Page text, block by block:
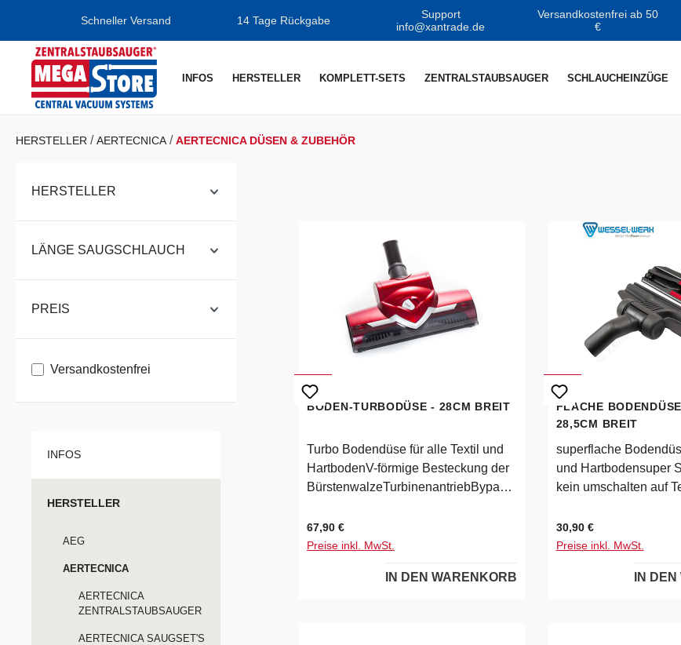
Hauptinhalt springen
Zur Suche springen
Zur Hauptnavigation springen
Schneller Versand 14 Tage Rückgabe
Support
info@xantrade.de
Versandkostenfrei ab 50
€
INFOS HERSTELLER KOMPLETT-SETS ZENTRALSTAUBSAUGER SCHLAUCHEINZÜGE
HERSTELLER AERTECNICA AERTECNICA DÜSEN & ZUBEHÖR
HERSTELLER
LÄNGE SAUGSCHLAUCH
PREIS
Filter hinzufügen: Versandkostenfrei
Versandkostenfrei
INFOS
HERSTELLER
AEG
AERTECNICA
AERTECNICA
ZENTRALSTAUBSAUGER
AERTECNICA SAUGSET'S
BODEN-TURBODÜSE - 28CM BREIT
Turbo Bodendüse für alle Textil und
HartbodenV-förmige Besteckung der
BürstenwalzeTurbinenantriebBypass-
Bürstwirkung4
LaufrollenDrehkippgelenk270mm
Regulärer Preis:
67,90 €
Preise inkl. MwSt.
IN DEN WARENKORB
FLACHE
28,5CM BREIT
superflache
und Hartbodensuper
kein umschalten auf
Laufrollenoptimale
Luftführungperfekt
Regulärer Preis:
30,90 €
Preise inkl. MwSt.
IN